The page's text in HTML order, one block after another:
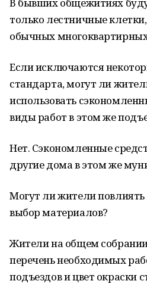
только лестничные
обычных
Если исключаются
стандарта, могут ли
использовать
виды работ в этом же
Нет. Сэкономленные
другие дома в этом же
Могут ли жители
выбор материалов?
Жители на общем
перечень необходимых
подъездов и цвет окраски